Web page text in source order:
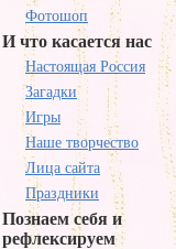
Фотошоп
И что касается нас
Настоящая Россия
Загадки
Игры
Наше творчество
Лица сайта
Праздники
Познаем себя и
рефлексируем